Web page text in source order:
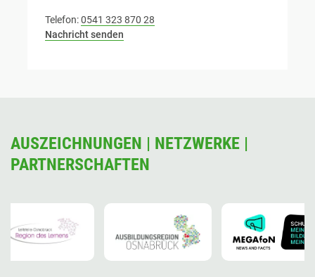
Telefon:0541 323 870 28
Nachricht senden
AUSZEICHNUNGEN | NETZWERKE |
PARTNERSCHAFTEN